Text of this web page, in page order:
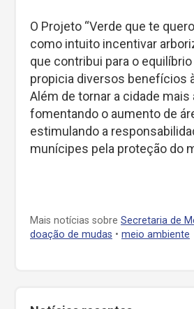
O Projeto “Verde que te
como intuito incentivar
que contribui para o
propicia diversos benefícios
Além de tornar a cidade mais
fomentando o aumento de
estimulando a
munícipes pela proteção do
Mais notícias sobre Secretaria de
doação de mudas • meio ambiente